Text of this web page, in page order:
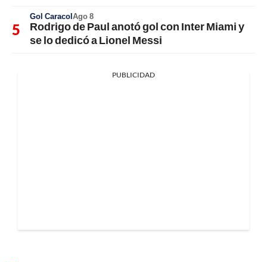
Gol CaracolAgo 8
Rodrigo de Paul anotó gol con Inter Miami y
se lo dedicó a Lionel Messi
PUBLICIDAD